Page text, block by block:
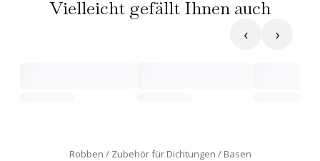
Vielleicht gefällt Ihnen auch
‹ ›
Robben Zubehör für Dichtungen Basen